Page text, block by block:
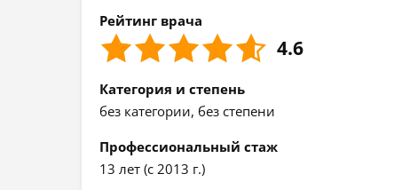
Рейтинг врача
4.6
Категория и степень
без категории, без степени
Профессиональный стаж
13 лет (с 2013 г.)